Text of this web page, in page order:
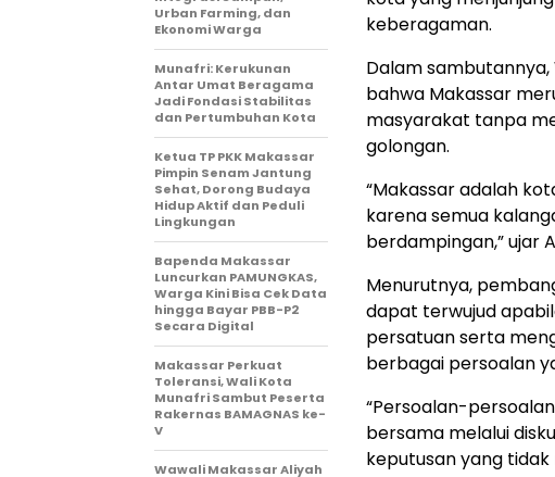
keberagaman.
Dalam
bahwa Makassar
masyarakat tanpa
golongan.
“Makassar adalah
karena semua
berdampingan,” ujar
Menurutnya,
dapat terwujud
persatuan serta
berbagai persoalan
“Persoalan-
bersama melalui
keputusan yang tidak
Urban Farming, dan
Ekonomi Warga
Munafri: Kerukunan
Antar Umat Beragama
Jadi Fondasi Stabilitas
dan Pertumbuhan Kota
Ketua TP PKK Makassar
Pimpin Senam Jantung
Sehat, Dorong Budaya
Hidup Aktif dan Peduli
Lingkungan
Bapenda Makassar
Luncurkan PAMUNGKAS,
Warga Kini Bisa Cek Data
hingga Bayar PBB-P2
Secara Digital
Makassar Perkuat
Toleransi, Wali Kota
Munafri Sambut Peserta
Rakernas BAMAGNAS ke-
V
Wawali Makassar Aliyah